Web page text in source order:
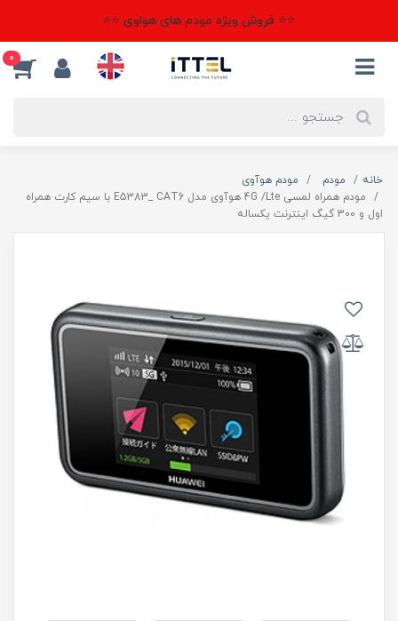
⭐⭐ فروش ویژه مودم های هواوی ⭐⭐
0
خانه مودم
مودم هوآوی
مودم همراه لمسی 4G /Lte هوآوی مدل E5383_ CAT6 با سیم کارت همراه
اول و 300 گیگ اینترنت یکساله